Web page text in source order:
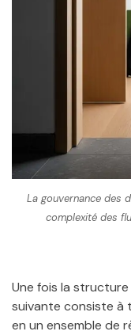
La gouvernance des
complexité des
Une fois la structure
suivante consiste à
en un ensemble de